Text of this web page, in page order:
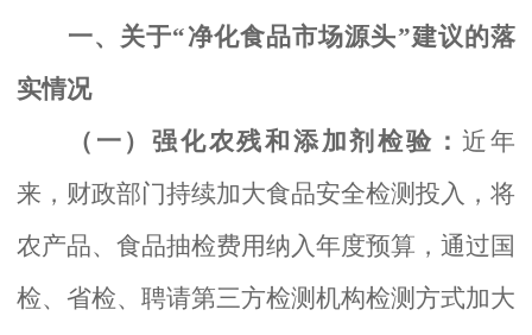
一、关于“净化食品市场源头”建议的落
实情况
（一）强化农残和添加剂检验：近年
来，财政部门持续加大食品安全检测投入，将
农产品、食品抽检费用纳入年度预算，通过国
检、省检、聘请第三方检测机构检测方式加大